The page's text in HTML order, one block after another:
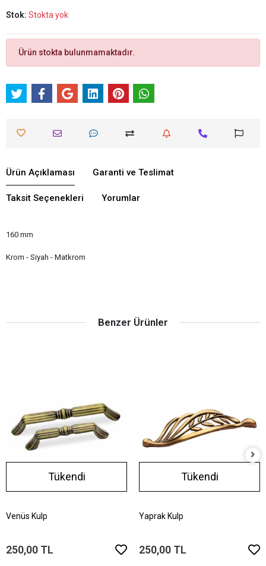
Stok: Stokta yok
Ürün stokta bulunmamaktadır.
Ürün Açıklaması Garanti ve Teslimat
Taksit Seçenekleri Yorumlar
160 mm
Krom - Siyah - Matkrom
Benzer Ürünler
Tükendi
Venüs Kulp
250,00 TL
Tükendi
Yaprak Kulp
250,00 TL